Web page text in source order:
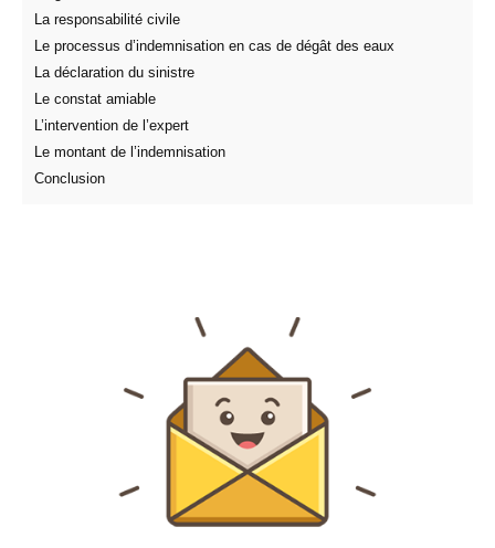
La responsabilité civile
Le processus d’indemnisation en cas de dégât des eaux
La déclaration du sinistre
Le constat amiable
L’intervention de l’expert
Le montant de l’indemnisation
Conclusion